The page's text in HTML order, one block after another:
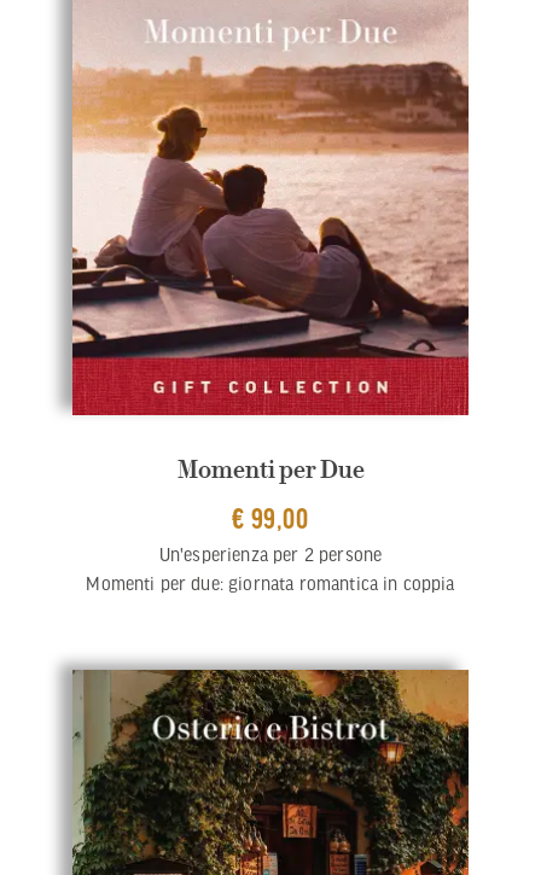
Momenti per Due
€ 99,00
Un'esperienza per 2 persone
Momenti per due: giornata romantica in coppia